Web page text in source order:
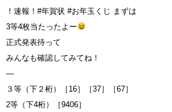
！速報！ #年賀状 #お年玉くじ まずは
3等4枚当たったよー
正式発表待って
みんなも確認してみてね！
—
３等（下２桁）［16］［37］［67］
2等（下4桁）［9406］